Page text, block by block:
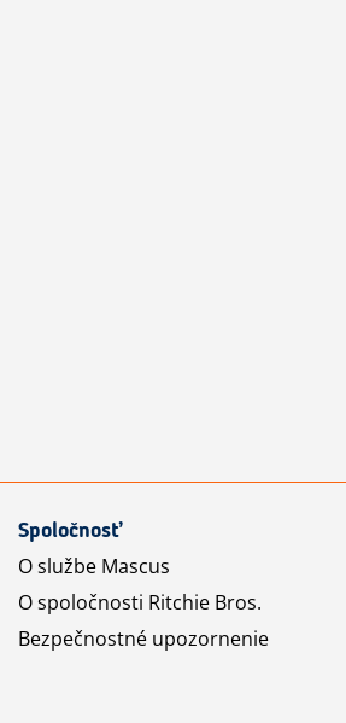
Spoločnosť
O službe Mascus
O spoločnosti Ritchie Bros.
Bezpečnostné upozornenie